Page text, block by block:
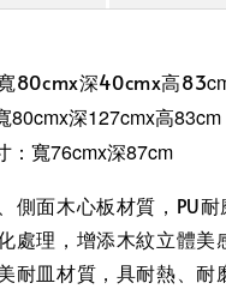
80cmx深40cmx高83
80cmx深127cmx高83cm
：寬76cmx深87cm
側面木心板材質，PU耐
處理，增添木紋立體美
耐皿材質，具耐熱、耐